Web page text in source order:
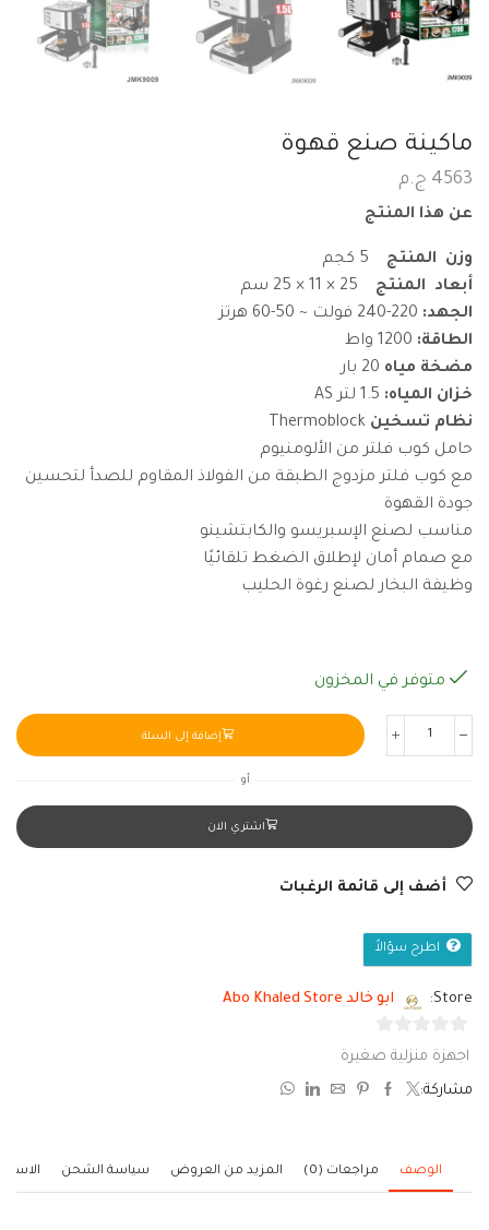
ماكينة صنع قهوة
4563 ج.م
عن هذا المنتج
وزن المنتج
أبعاد المنتج
الجهد:
الطاقة:
مضخة مياه
خزان المياه:
نظام تسخين
حامل كوب فلتر من الألومنيوم
مع كوب فلتر مزدوج الطبقة من الفولاذ المقاوم للصدأ لتحسين
جودة القهوة
مناسب لصنع الإسبريسو والكابتشينو
مع صمام أمان لإطلاق الضغط تلقائيًا
وظيفة البخار لصنع رغوة الحليب
متوفر في المخزون
إضافة إلى السلة
أو
اشتري الان
أضف إلى قائمة الرغبات
اطرح سؤالاً
Store: ابو خالد Abo Khaled Store
اجهزة منزلية صغيرة
مشاركة:
الوصف مراجعات (0) المزيد من العروض سياسة الشحن